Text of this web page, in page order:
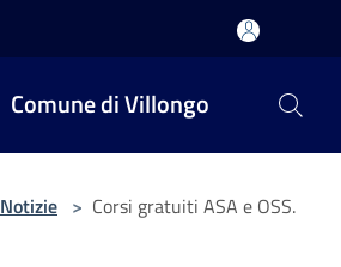
Comune di Villongo
Notizie > Corsi gratuiti ASA e OSS.